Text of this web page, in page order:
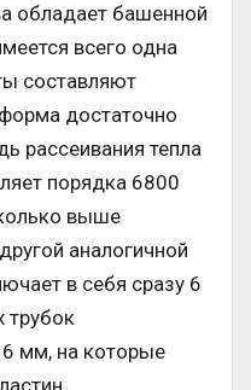
обладает башенной
всего одна
составляют
достаточно
рассеивания тепла
порядка 6800
выше
аналогичной
в себя сразу 6
трубок
6 мм, на которые